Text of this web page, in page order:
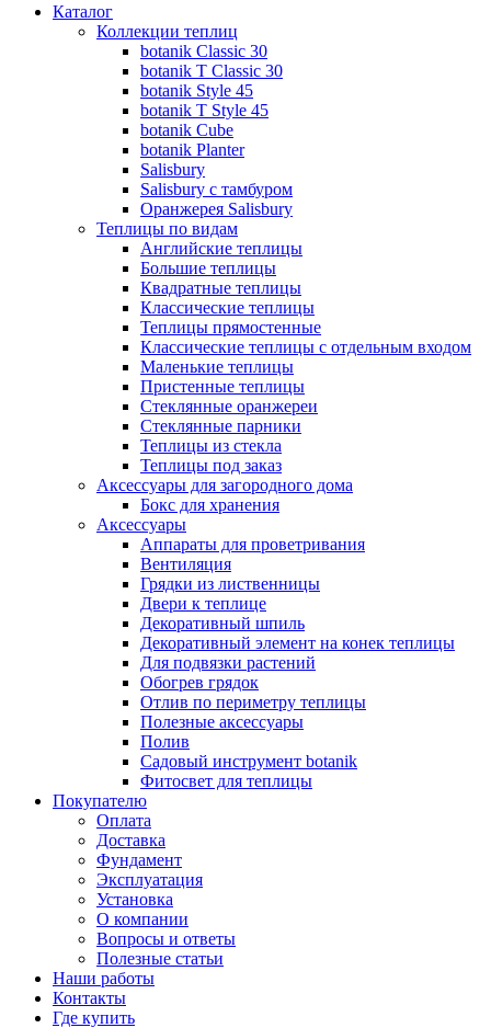
Каталог
Коллекции теплиц
botanik Classic 30
botanik T Classic 30
botanik Style 45
botanik Т Style 45
botanik Cube
botanik Planter
Salisbury
Salisbury с тамбуром
Оранжерея Salisbury
Теплицы по видам
Английские теплицы
Большие теплицы
Квадратные теплицы
Классические теплицы
Теплицы прямостенные
Классические теплицы с отдельным входом
Маленькие теплицы
Пристенные теплицы
Стеклянные оранжереи
Стеклянные парники
Теплицы из стекла
Теплицы под заказ
Аксессуары для загородного дома
Бокс для хранения
Аксессуары
Аппараты для проветривания
Вентиляция
Грядки из лиственницы
Двери к теплице
Декоративный шпиль
Декоративный элемент на конек теплицы
Для подвязки растений
Обогрев грядок
Отлив по периметру теплицы
Полезные аксессуары
Полив
Садовый инструмент botanik
Фитосвет для теплицы
Покупателю
Оплата
Доставка
Фундамент
Эксплуатация
Установка
О компании
Вопросы и ответы
Полезные статьи
Наши работы
Контакты
Где купить